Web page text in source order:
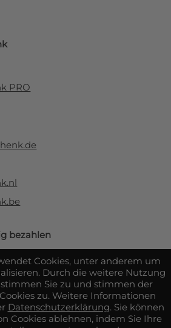
Cookies, unter anderem um
Durch die weitere Nutzung
Sie zu und stimmen der
zu. Weitere Informationen
Datenschutzerklärung. Sie können
Cookies ablehnen, indem Sie Ihre
PRO
bezahlen